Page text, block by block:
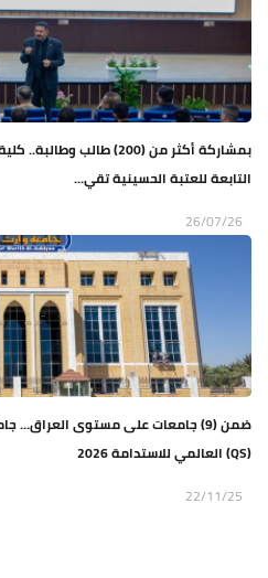
بمشاركة أكثر من (200)
التابعة للعتبة الحسينية تقي...
26/07/26
ضمن (9) جامعات على مستوى العراق…
(QS) العالمي للاستدامة 2026
22/11/25